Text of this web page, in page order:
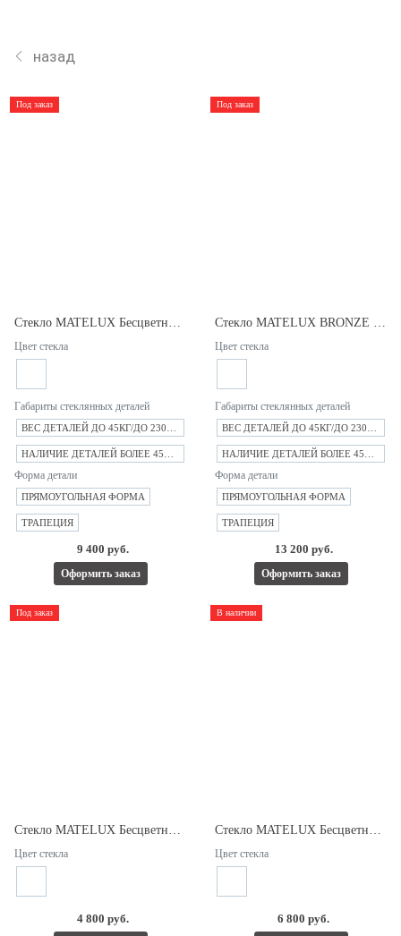
назад
Под заказ
Цвет стекла
Габариты стеклянных деталей
Форма детали
ПРЯМОУГОЛЬНАЯ ФОРМА
ТРАПЕЦИЯ
9 400 руб.
Оформить заказ
Под заказ
Цвет стекла
Габариты стеклянных деталей
Форма детали
ПРЯМОУГОЛЬНАЯ ФОРМА
ТРАПЕЦИЯ
13 200 руб.
Оформить заказ
Под заказ
Стекло MATELUX Бесцветное 4мм
Цвет стекла
4 800 руб.
В наличии
Стекло MATELUX Бесцветное 6мм.
Цвет стекла
6 800 руб.